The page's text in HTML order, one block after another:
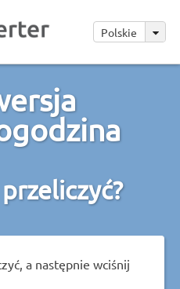
Polskie
a następnie wciśnij